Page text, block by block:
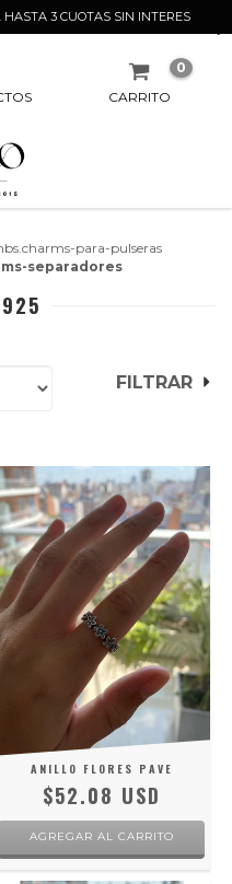
HASTA 3 CUOTAS SIN INTERES
CARRITO
0
para-pulseras
separadores
FILTRAR
ANILLO FLORES PAVE
$52.08 USD
AGREGAR AL CARRITO